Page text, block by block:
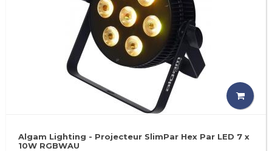
Algam Lighting - Projecteur SlimPar Hex Par LED 7 x
10W RGBWAU